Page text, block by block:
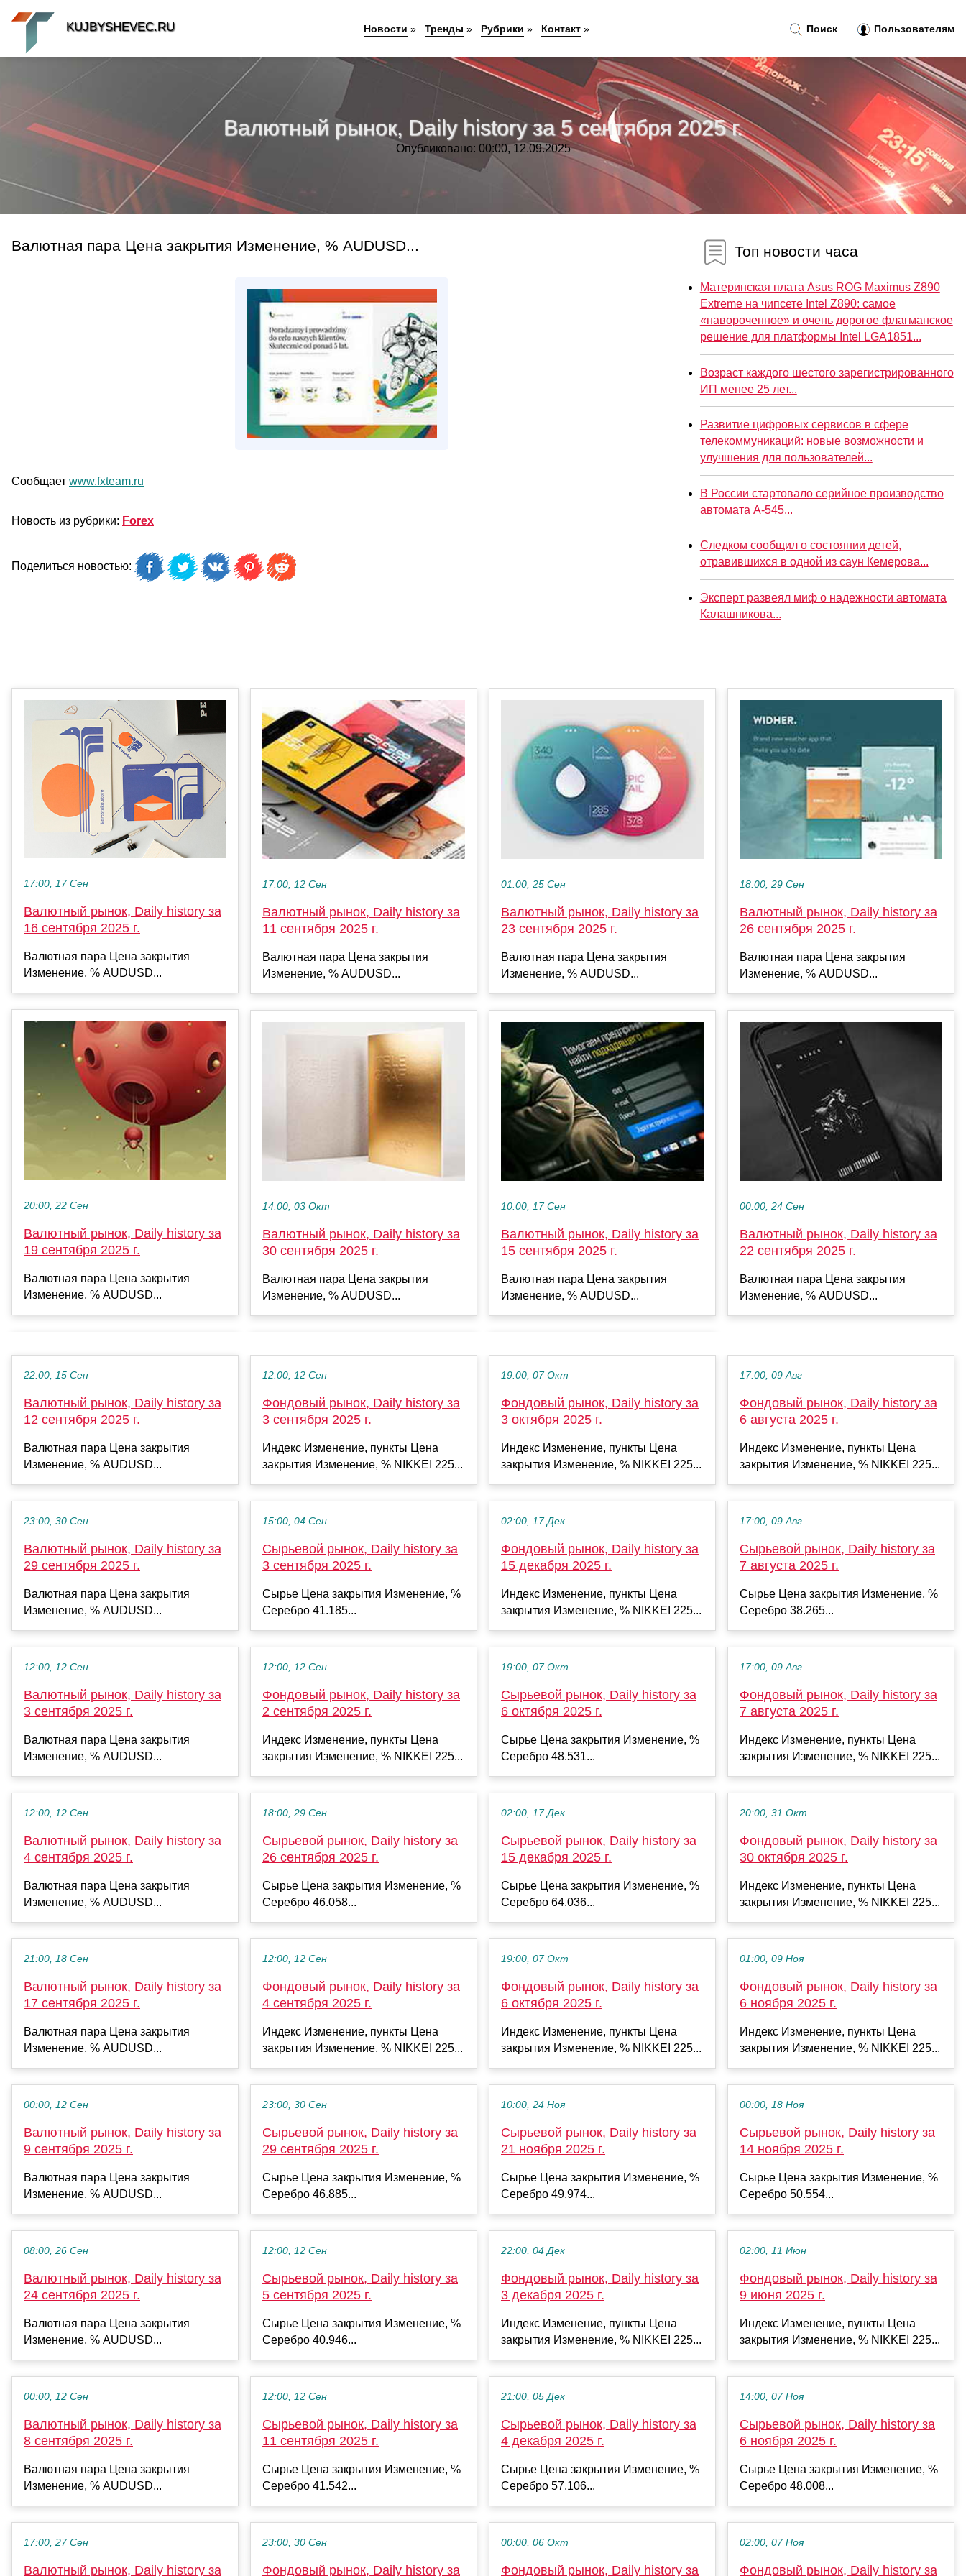
Валютный рынок, Daily history за 5 сентября 2025 г.
Опубликовано: 00:00, 12.09.2025
Валютная пара Цена закрытия Изменение, % AUDUSD...
Сообщает www.fxteam.ru
Новость из рубрики: Forex
Поделиться новостью:
Топ новости часа
Материнская плата Asus ROG Maximus Z890
Extreme на чипсете Intel Z890: самое
«навороченное» и очень дорогое флагманское
решение для платформы Intel LGA1851...
Возраст каждого шестого зарегистрированного
ИП менее 25 лет...
Развитие цифровых сервисов в сфере
телекоммуникаций: новые возможности и
улучшения для пользователей...
В России стартовало серийное производство
автомата А-545...
Следком сообщил о состоянии детей,
отравившихся в одной из саун Кемерова...
Эксперт развеял миф о надежности автомата
Калашникова...
17:00, 17 Сен
Валютный рынок, Daily history за
16 сентября 2025 г.
Валютная пара Цена закрытия
Изменение, % AUDUSD...
20:00, 22 Сен
Валютный рынок, Daily history за
19 сентября 2025 г.
Валютная пара Цена закрытия
Изменение, % AUDUSD...
17:00, 12 Сен
Валютный рынок, Daily history за
11 сентября 2025 г.
Валютная пара Цена закрытия
Изменение, % AUDUSD...
14:00, 03 Окт
Валютный рынок, Daily history за
30 сентября 2025 г.
Валютная пара Цена закрытия
Изменение, % AUDUSD...
01:00, 25 Сен
Валютный рынок, Daily history за
23 сентября 2025 г.
Валютная пара Цена закрытия
Изменение, % AUDUSD...
10:00, 17 Сен
Валютный рынок, Daily history за
15 сентября 2025 г.
Валютная пара Цена закрытия
Изменение, % AUDUSD...
18:00, 29 Сен
Валютный рынок, Daily history за
26 сентября 2025 г.
Валютная пара Цена закрытия
Изменение, % AUDUSD...
00:00, 24 Сен
Валютный рынок, Daily history за
22 сентября 2025 г.
Валютная пара Цена закрытия
Изменение, % AUDUSD...
22:00, 15 Сен
Валютный рынок, Daily history за
12 сентября 2025 г.
Валютная пара Цена закрытия
Изменение, % AUDUSD...
23:00, 30 Сен
Валютный рынок, Daily history за
29 сентября 2025 г.
Валютная пара Цена закрытия
Изменение, % AUDUSD...
12:00, 12 Сен
Валютный рынок, Daily history за
3 сентября 2025 г.
Валютная пара Цена закрытия
Изменение, % AUDUSD...
12:00, 12 Сен
Валютный рынок, Daily history за
4 сентября 2025 г.
Валютная пара Цена закрытия
Изменение, % AUDUSD...
21:00, 18 Сен
Валютный рынок, Daily history за
17 сентября 2025 г.
Валютная пара Цена закрытия
Изменение, % AUDUSD...
00:00, 12 Сен
Валютный рынок, Daily history за
9 сентября 2025 г.
Валютная пара Цена закрытия
Изменение, % AUDUSD...
08:00, 26 Сен
Валютный рынок, Daily history за
24 сентября 2025 г.
Валютная пара Цена закрытия
Изменение, % AUDUSD...
00:00, 12 Сен
Валютный рынок, Daily history за
8 сентября 2025 г.
Валютная пара Цена закрытия
Изменение, % AUDUSD...
17:00, 27 Сен
Валютный рынок, Daily history за
12:00, 12 Сен
Фондовый рынок, Daily history за
3 сентября 2025 г.
Индекс Изменение, пункты Цена
закрытия Изменение, % NIKKEI 225...
15:00, 04 Сен
Сырьевой рынок, Daily history за
3 сентября 2025 г.
Сырье Цена закрытия Изменение, %
Серебро 41.185...
12:00, 12 Сен
Фондовый рынок, Daily history за
2 сентября 2025 г.
Индекс Изменение, пункты Цена
закрытия Изменение, % NIKKEI 225...
18:00, 29 Сен
Сырьевой рынок, Daily history за
26 сентября 2025 г.
Сырье Цена закрытия Изменение, %
Серебро 46.058...
12:00, 12 Сен
Фондовый рынок, Daily history за
4 сентября 2025 г.
Индекс Изменение, пункты Цена
закрытия Изменение, % NIKKEI 225...
23:00, 30 Сен
Сырьевой рынок, Daily history за
29 сентября 2025 г.
Сырье Цена закрытия Изменение, %
Серебро 46.885...
12:00, 12 Сен
Сырьевой рынок, Daily history за
5 сентября 2025 г.
Сырье Цена закрытия Изменение, %
Серебро 40.946...
12:00, 12 Сен
Сырьевой рынок, Daily history за
11 сентября 2025 г.
Сырье Цена закрытия Изменение, %
Серебро 41.542...
23:00, 30 Сен
Фондовый рынок, Daily history за
19:00, 07 Окт
Фондовый рынок, Daily history за
3 октября 2025 г.
Индекс Изменение, пункты Цена
закрытия Изменение, % NIKKEI 225...
02:00, 17 Дек
Фондовый рынок, Daily history за
15 декабря 2025 г.
Индекс Изменение, пункты Цена
закрытия Изменение, % NIKKEI 225...
19:00, 07 Окт
Сырьевой рынок, Daily history за
6 октября 2025 г.
Сырье Цена закрытия Изменение, %
Серебро 48.531...
02:00, 17 Дек
Сырьевой рынок, Daily history за
15 декабря 2025 г.
Сырье Цена закрытия Изменение, %
Серебро 64.036...
19:00, 07 Окт
Фондовый рынок, Daily history за
6 октября 2025 г.
Индекс Изменение, пункты Цена
закрытия Изменение, % NIKKEI 225...
10:00, 24 Ноя
Сырьевой рынок, Daily history за
21 ноября 2025 г.
Сырье Цена закрытия Изменение, %
Серебро 49.974...
22:00, 04 Дек
Фондовый рынок, Daily history за
3 декабря 2025 г.
Индекс Изменение, пункты Цена
закрытия Изменение, % NIKKEI 225...
21:00, 05 Дек
Сырьевой рынок, Daily history за
4 декабря 2025 г.
Сырье Цена закрытия Изменение, %
Серебро 57.106...
00:00, 06 Окт
Фондовый рынок, Daily history за
17:00, 09 Авг
Фондовый рынок, Daily history за
6 августа 2025 г.
Индекс Изменение, пункты Цена
закрытия Изменение, % NIKKEI 225...
17:00, 09 Авг
Сырьевой рынок, Daily history за
7 августа 2025 г.
Сырье Цена закрытия Изменение, %
Серебро 38.265...
17:00, 09 Авг
Фондовый рынок, Daily history за
7 августа 2025 г.
Индекс Изменение, пункты Цена
закрытия Изменение, % NIKKEI 225...
20:00, 31 Окт
Фондовый рынок, Daily history за
30 октября 2025 г.
Индекс Изменение, пункты Цена
закрытия Изменение, % NIKKEI 225...
01:00, 09 Ноя
Фондовый рынок, Daily history за
6 ноября 2025 г.
Индекс Изменение, пункты Цена
закрытия Изменение, % NIKKEI 225...
00:00, 18 Ноя
Сырьевой рынок, Daily history за
14 ноября 2025 г.
Сырье Цена закрытия Изменение, %
Серебро 50.554...
02:00, 11 Июн
Фондовый рынок, Daily history за
9 июня 2025 г.
Индекс Изменение, пункты Цена
закрытия Изменение, % NIKKEI 225...
14:00, 07 Ноя
Сырьевой рынок, Daily history за
6 ноября 2025 г.
Сырье Цена закрытия Изменение, %
Серебро 48.008...
02:00, 07 Ноя
Фондовый рынок, Daily history за
Поиск Пользователям
KUJBYSHEVEC.RU Новости » Тренды » Рубрики » Контакт»